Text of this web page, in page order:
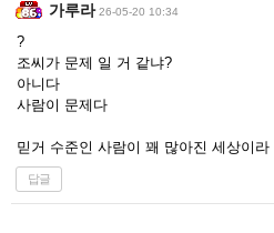
가루라 26-05-20 10:34
?
조씨가 문제 일 거 같냐?
아니다
사람이 문제다
믿거 수준인 사람이 꽤 많아진 세상이라
답글